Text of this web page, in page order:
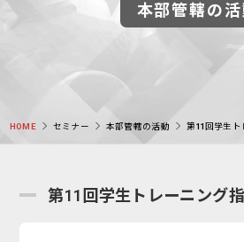
本部管轄の
HOME セミナー 本部管轄の活動 第11回学生
第11回学生トレーニング